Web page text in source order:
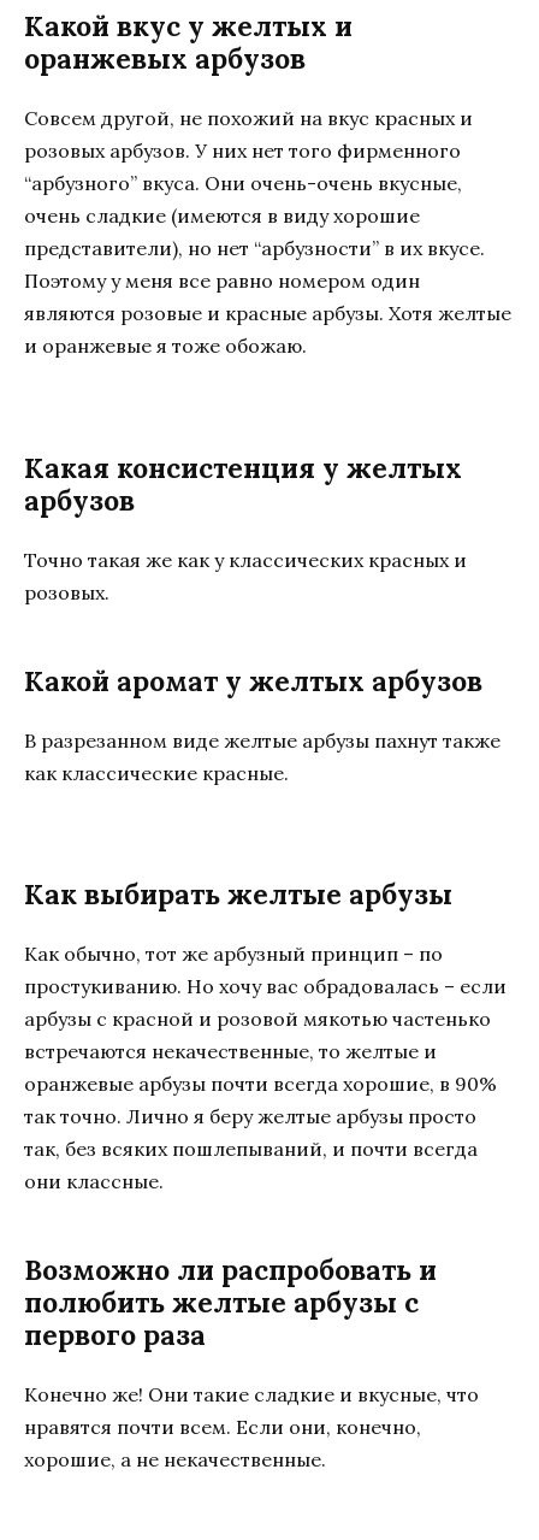
Какой вкус у желтых и
оранжевых арбузов
Совсем другой, не похожий на вкус красных и
розовых арбузов. У них нет того фирменного
“арбузного” вкуса. Они очень-очень вкусные,
очень сладкие (имеются в виду хорошие
представители), но нет “арбузности” в их вкусе.
Поэтому у меня все равно номером один
являются розовые и красные арбузы. Хотя желтые
и оранжевые я тоже обожаю.
Какая консистенция у желтых
арбузов
Точно такая же как у классических красных и
розовых.
Какой аромат у желтых арбузов
В разрезанном виде желтые арбузы пахнут также
как классические красные.
Как выбирать желтые арбузы
Как обычно, тот же арбузный принцип – по
простукиванию. Но хочу вас обрадовалась – если
арбузы с красной и розовой мякотью частенько
встречаются некачественные, то желтые и
оранжевые арбузы почти всегда хорошие, в 90%
так точно. Лично я беру желтые арбузы просто
так, без всяких пошлепываний, и почти всегда
они классные.
Возможно ли распробовать и
полюбить желтые арбузы с
первого раза
Конечно же! Они такие сладкие и вкусные, что
нравятся почти всем. Если они, конечно,
хорошие, а не некачественные.